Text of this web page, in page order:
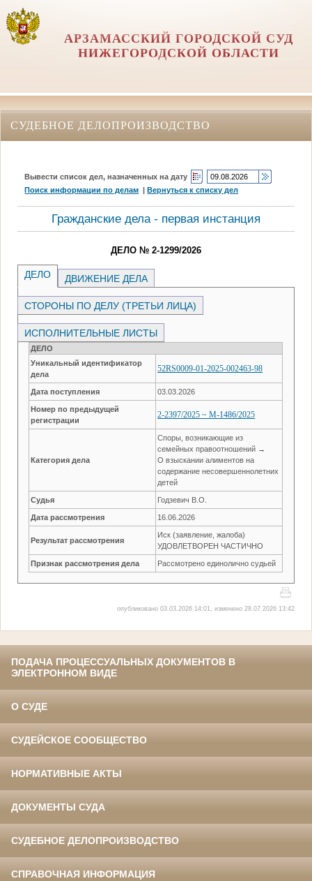
АРЗАМАССКИЙ ГОРОДСКОЙ СУД
НИЖЕГОРОДСКОЙ ОБЛАСТИ
СУДЕБНОЕ ДЕЛОПРОИЗВОДСТВО
Вывести список дел, назначенных на дату
Поиск информации по делам |Вернуться к списку дел
Гражданские дела - первая инстанция
ДЕЛО № 2-1299/2026
ДЕЛО ДВИЖЕНИЕ ДЕЛА
СТОРОНЫ ПО ДЕЛУ (ТРЕТЬИ ЛИЦА)
ИСПОЛНИТЕЛЬНЫЕ ЛИСТЫ
ДЕЛО
Уникальный идентификатор
дела
52RS0009-01-2025-002463-98
Дата поступления 03.03.2026
Номер по предыдущей
регистрации
2-2397/2025 ~ М-1486/2025
Категория дела
Споры, возникающие из
семейных правоотношений →
О взыскании алиментов на
содержание несовершеннолетних
детей
Судья Годзевич В.О.
Дата рассмотрения 16.06.2026
Результат рассмотрения
Иск (заявление, жалоба)
УДОВЛЕТВОРЕН ЧАСТИЧНО
Признак рассмотрения дела Рассмотрено единолично судьей
опубликовано 03.03.2026 14:01, изменено 28.07.2026 13:42
ПОДАЧА ПРОЦЕССУАЛЬНЫХ ДОКУМЕНТОВ В
ЭЛЕКТРОННОМ ВИДЕ
О СУДЕ
СУДЕЙСКОЕ СООБЩЕСТВО
НОРМАТИВНЫЕ АКТЫ
ДОКУМЕНТЫ СУДА
СУДЕБНОЕ ДЕЛОПРОИЗВОДСТВО
СПРАВОЧНАЯ ИНФОРМАЦИЯ